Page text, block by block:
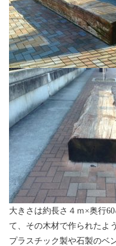
大きさは約長さ４ｍ×奥行
て、その木材で作られたよ
プラスチック製や石製のベ